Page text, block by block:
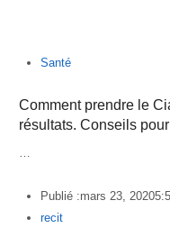
Santé
Comment prendre le
résultats. Conseils
…
Publié :mars 23, 2020
Author
recit